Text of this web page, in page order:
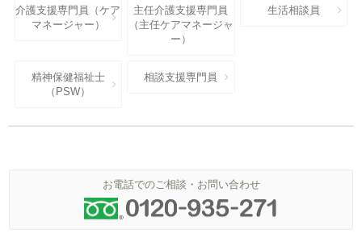
介護支援専門員（ケア
マネージャー）
主任介護支援専門員
（主任ケアマネージャ
ー）
生活相談員
精神保健福祉士
（PSW）
相談支援専門員
お電話でのご相談・お問い合わせ